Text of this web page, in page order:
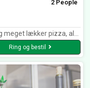
2 People
betjening, spurgte til vores velbefindende, perfekt og glad.
Ring og bestil